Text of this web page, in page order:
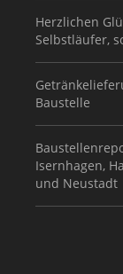
Herzlichen
Selbstläufer,
Baustelle
Isernhagen,
und Neustadt